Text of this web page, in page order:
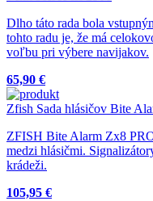
Dlho táto rada bola
tohto radu je, že má
voľbu pri výbere navijakov.
65,90 €
Zfish Sada hlásičov Bite
ZFISH Bite Alarm Zx8
medzi hlásičmi.
krádeži.
105,95 €